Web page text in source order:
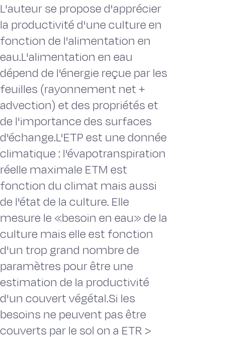
L'auteur se propose d'apprécier
la productivité d'une culture en
fonction de l'alimentation en
eau.L'alimentation en eau
dépend de l'énergie reçue par les
feuilles (rayonnement net +
advection) et des propriétés et
de l'importance des surfaces
d'échange.L'ETP est une donnée
climatique : l'évapotranspiration
réelle maximale ETM est
fonction du climat mais aussi
de l'état de la culture. Elle
mesure le «besoin en eau» de la
culture mais elle est fonction
d'un trop grand nombre de
paramètres pour être une
estimation de la productivité
d'un couvert végétal.Si les
besoins ne peuvent pas être
couverts par le sol on a ETR >